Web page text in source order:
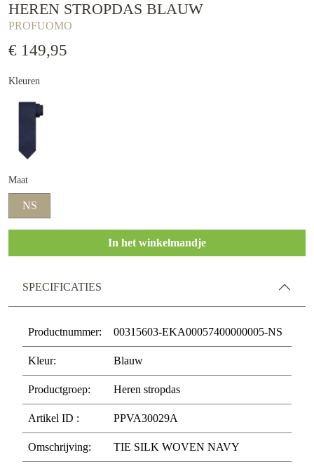
HEREN STROPDAS BLAUW
PROFUOMO
€ 149,95
Kleuren
Maat
NS
In het winkelmandje
SPECIFICATIES
Productnummer: 00315603-EKA00057400000005-NS
Kleur: Blauw
Productgroep: Heren stropdas
Artikel ID : PPVA30029A
Omschrijving: TIE SILK WOVEN NAVY